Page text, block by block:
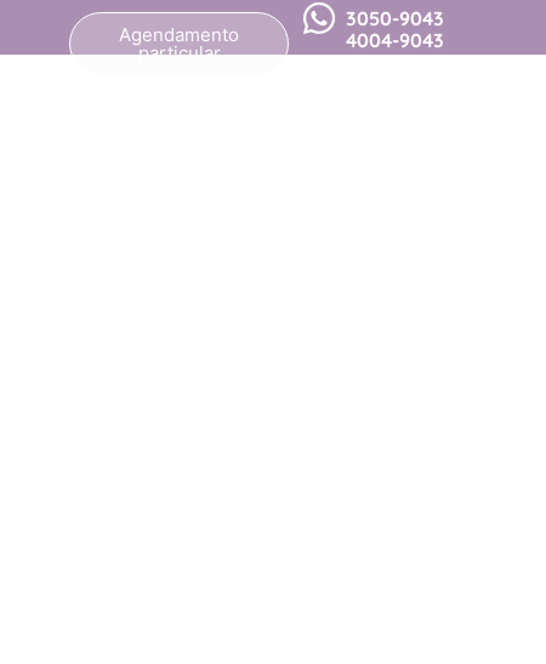
Agendamento
particular
3050-9043
4004-9043